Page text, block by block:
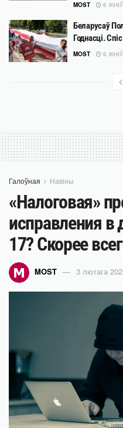
MOST 6
Беларусаў
Годнасці.
MOST 6
Галоўная Навіны
«Налоговая»
исправления в
17? Скорее
MOST 3 лютага